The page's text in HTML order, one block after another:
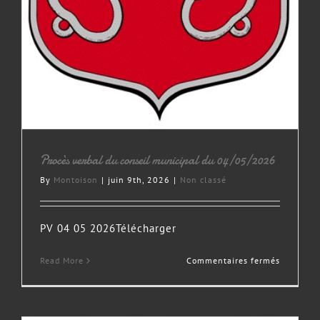
Procès verbal du conseil municipal du 04/05/2026
By Montoison | juin 9th, 2026 | Non classé
PV 04 05 2026Télécharger
Read More Commentaires fermés
verbal